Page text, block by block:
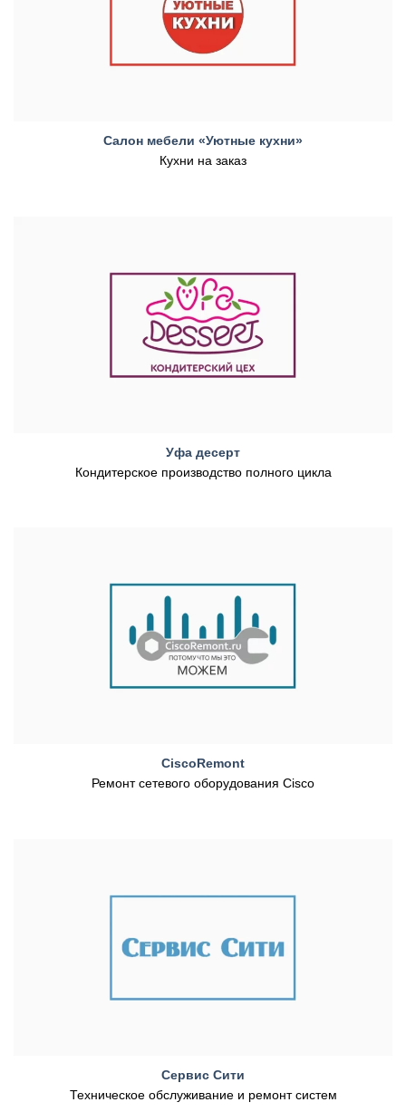
Салон мебели «Уютные кухни»
Кухни на заказ
Уфа десерт
Кондитерское производство полного цикла
CiscoRemont
Ремонт сетевого оборудования Cisco
Сервис Сити
Техническое обслуживание и ремонт систем